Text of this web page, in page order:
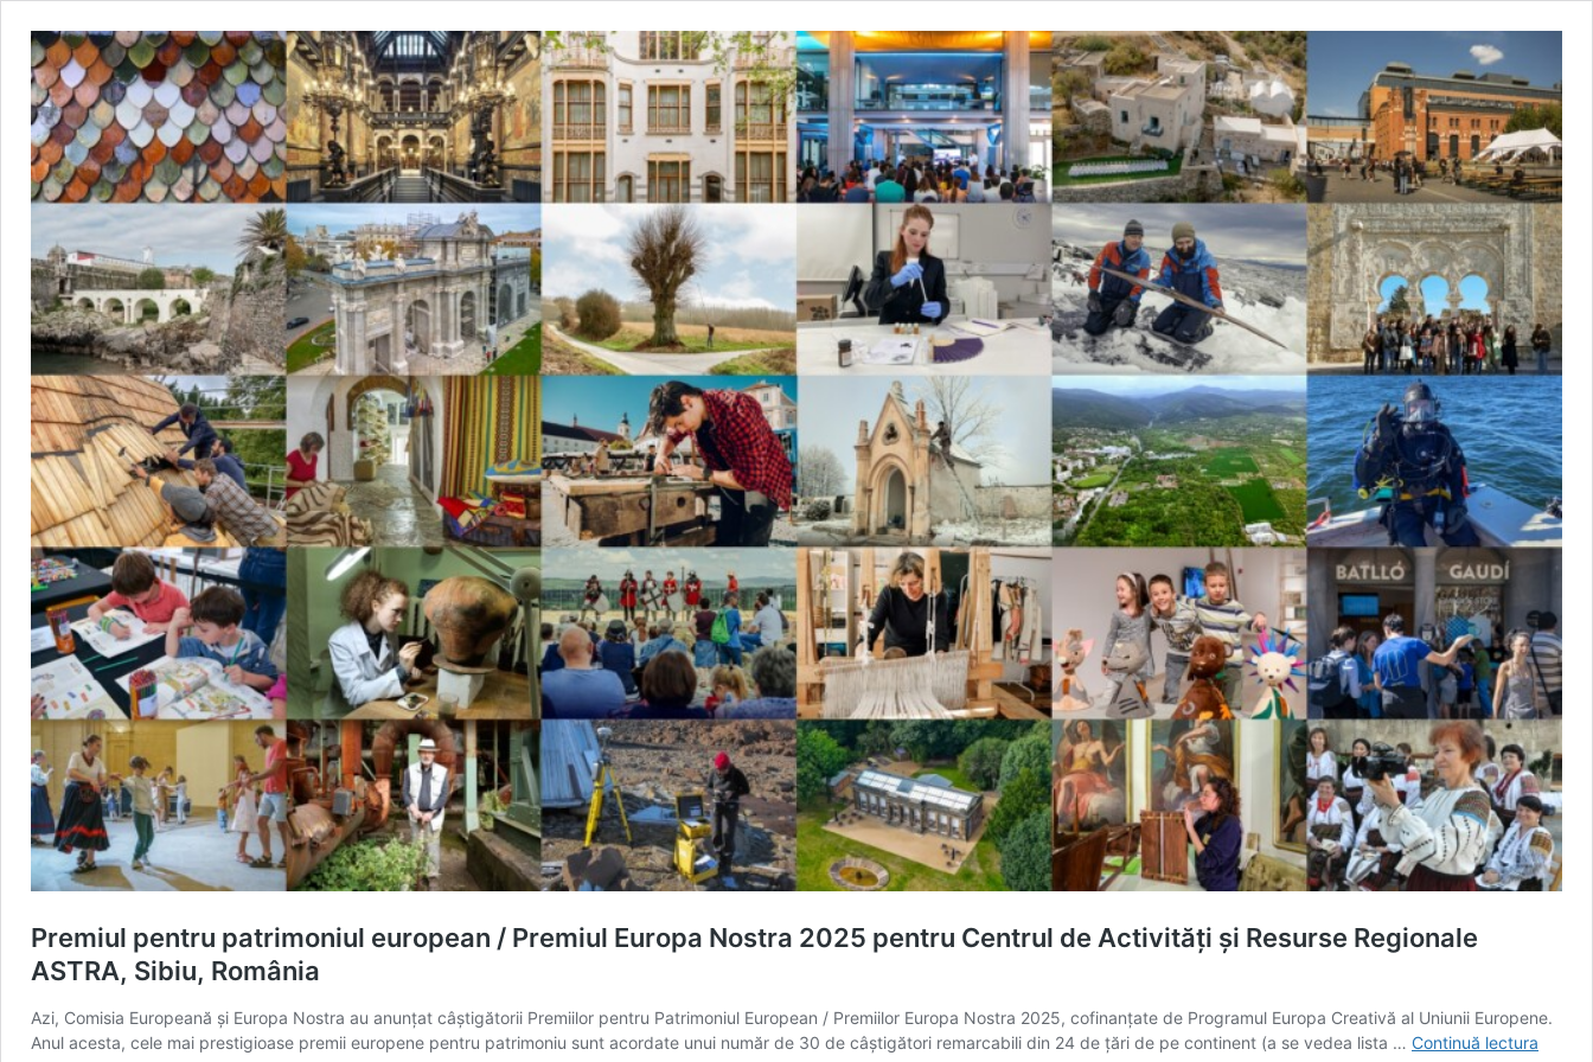
Premiul pentru patrimoniul european / Premiul Europa Nostra 2025 pentru Centrul de Activități și Resurse Regionale
ASTRA, Sibiu, România
Azi, Comisia Europeană și Europa Nostra au anunțat câștigătorii Premiilor pentru Patrimoniul European / Premiilor Europa Nostra 2025, cofinanțate de Programul Europa Creativă al Uniunii Europene.
Anul acesta, cele mai prestigioase premii europene pentru patrimoniu sunt acordate unui număr de 30 de câștigători remarcabili din 24 de țări de pe continent (a se vedea lista … Continuă lectura